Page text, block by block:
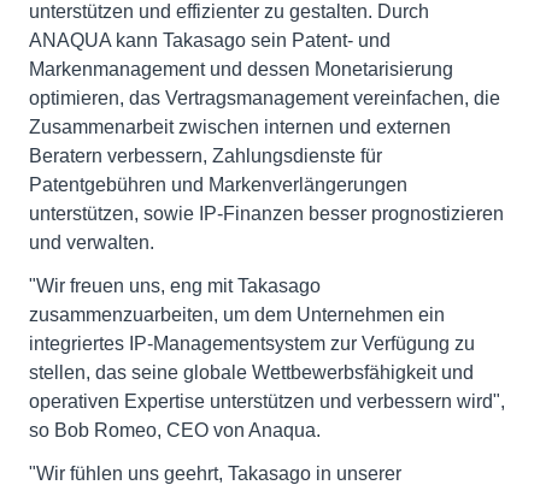
unterstützen und effizienter zu gestalten. Durch
ANAQUA kann Takasago sein Patent- und
Markenmanagement und dessen Monetarisierung
optimieren, das Vertragsmanagement vereinfachen, die
Zusammenarbeit zwischen internen und externen
Beratern verbessern, Zahlungsdienste für
Patentgebühren und Markenverlängerungen
unterstützen, sowie IP-Finanzen besser prognostizieren
und verwalten.
"Wir freuen uns, eng mit Takasago
zusammenzuarbeiten, um dem Unternehmen ein
integriertes IP-Managementsystem zur Verfügung zu
stellen, das seine globale Wettbewerbsfähigkeit und
operativen Expertise unterstützen und verbessern wird",
so Bob Romeo, CEO von Anaqua.
"Wir fühlen uns geehrt, Takasago in unserer